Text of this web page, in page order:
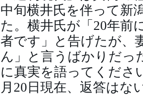
中旬横井氏を伴って新
た。横井氏が「20年前
者です」と告げたが、
ん」と言うばかりだっ
に真実を語ってくださ
月20日現在、返答はな